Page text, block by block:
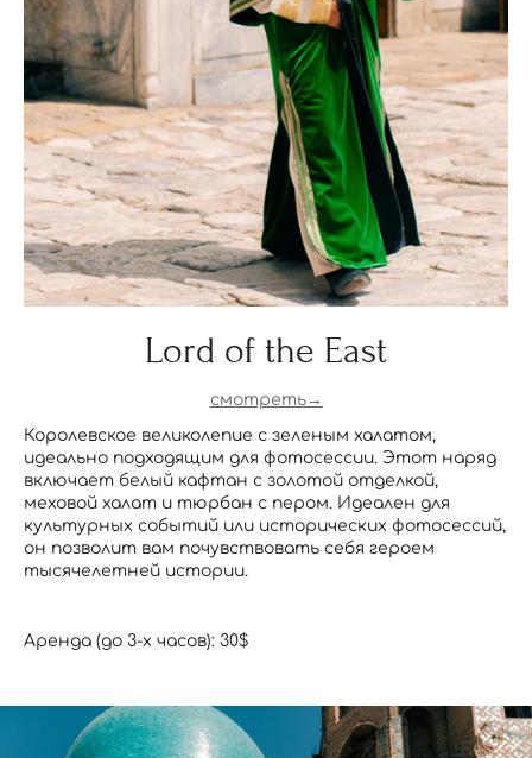
Lord of the East
смотреть→
Королевское великолепие с зеленым халатом,
идеально подходящим для фотосессии. Этот наряд
включает белый кафтан с золотой отделкой,
меховой халат и тюрбан с пером. Идеален для
культурных событий или исторических фотосессий,
он позволит вам почувствовать себя героем
тысячелетней истории.
Аренда (до 3-х часов): 30$